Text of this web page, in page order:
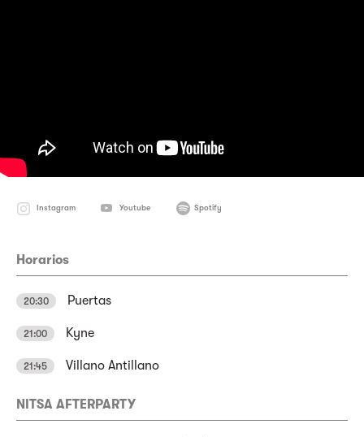
Instagram Youtube Spotify
Horarios
20:30 Puertas
21:00 Kyne
21:45 Villano Antillano
NITSA AFTERPARTY